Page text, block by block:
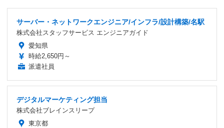
サーバー・ネットワークエンジニア/インフラ/設計構築/名駅
株式会社スタッフサービス エンジニアガイド
愛知県
時給2,650円～
派遣社員
デジタルマーケティング担当
株式会社ブレインスリープ
東京都